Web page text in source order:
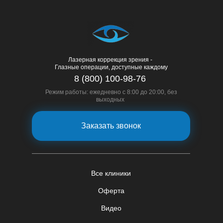
Лазерная коррекция зрения -
Глазные операции, доступные каждому
Оферта
Видео
Все клиники
8 (800) 100-98-76
Режим работы: ежедневно с 8:00 до 20:00, без
выходных
Заказать звонок